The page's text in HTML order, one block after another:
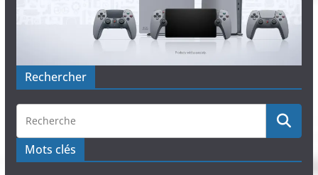
Rechercher
Mots clés